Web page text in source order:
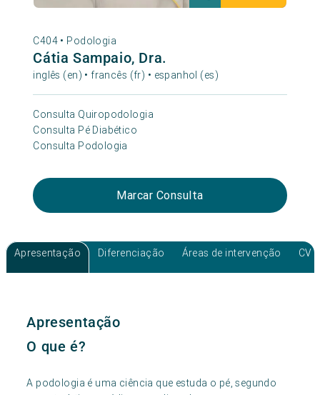
C404 • Podologia
Cátia Sampaio, Dra.
inglês (en) • francês (fr) • espanhol (es)
Consulta Quiropodologia
Consulta Pé Diabético
Consulta Podologia
Marcar Consulta
Apresentação Diferenciação Áreas de intervenção CV
Apresentação
O que é?
A podologia é uma ciência que estuda o pé, segundo